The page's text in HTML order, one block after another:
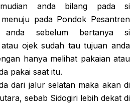
anda bilang pada si
pada Pondok Pesantren
anda sebelum bertanya si
ojek sudah tau tujuan anda
hanya melihat pakaian atau
pakai saat itu.
dari jalur selatan maka akan di
sebab Sidogiri lebih dekat di